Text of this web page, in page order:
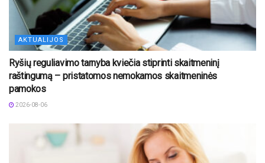
AKTUALIJOS
Ryšių reguliavimo tarnyba kviečia stiprinti skaitmeninį
raštingumą – pristatomos nemokamos skaitmeninės
pamokos
2026-08-06